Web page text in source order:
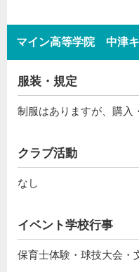
マイン高等学院 中津
服装・規定
制服はありますが、購入
クラブ活動
なし
イベント学校行事
保育士体験・球技大会・